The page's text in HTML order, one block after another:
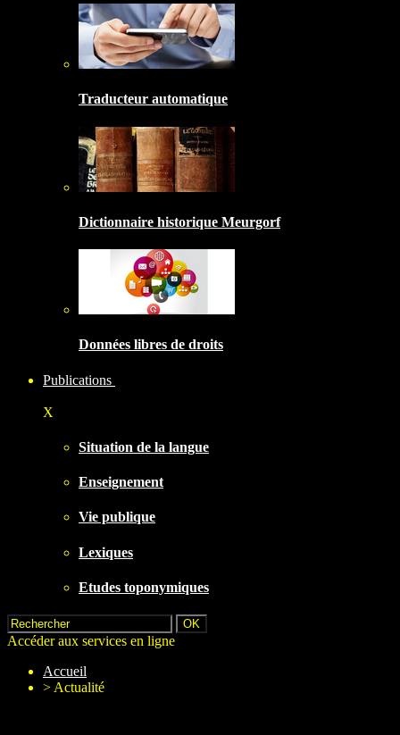
Traducteur automatique
Dictionnaire historique Meurgorf
Données libres de droits
Publications
X
Situation de la langue
Enseignement
Vie publique
Lexiques
Etudes toponymiques
Accéder aux services en ligne
Accueil
> Actualité